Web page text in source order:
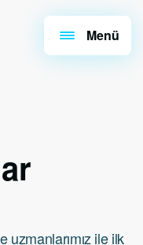
Menü
uzmanlarımız ile ilk